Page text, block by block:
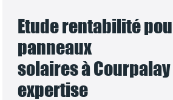
Etude rentabilité
panneaux
solaires à Courpalay
expertise